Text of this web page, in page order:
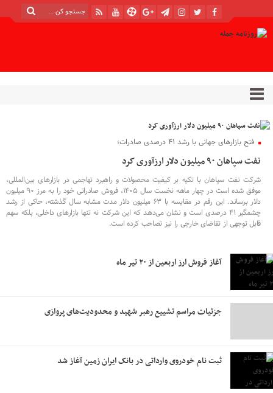
فتح بازارهای جهانی با رشد ۴۱ درصدی صادرات؛
نفت سپاهان ۹۰ میلیون دلار ارزآوری کرد
شرکت نفت سپاهان با تکیه بر کیفیت محصولات و راهبرد تهاجمی در بازارهای بین‌المللی،
موفق شده است در چهار ماهه نخست سال ۱۴۰۵، فروش صادراتی خود را به مرز ۹۰ میلیون
دلار برساند. این رقم در مقایسه با ۶۳ میلیون دلار مدت مشابه سال گذشته، حاکی از رشد
چشمگیر ۴۱ درصدی است و نشان می‌دهد که این شرکت نه تنها بازارهای داخلی، بلکه سهم
قابل توجهی از تقاضای خارجی را نیز تصاحب کرده است.
آغاز فروش ارز اربعین از ۲۰ تیر ماه
جزئیات مراسم تشییع رهبر شهید و محدودیت‌های پروازی
ثبت نام خودروی وارداتی در بانک ایران زمین آغاز شد